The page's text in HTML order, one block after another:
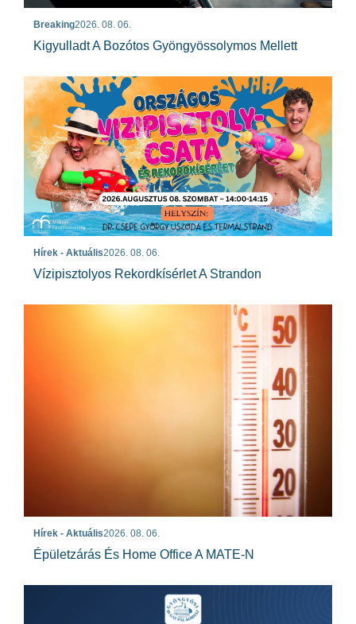
Breaking2026. 08. 06.
Kigyulladt A Bozótos Gyöngyössolymos Mellett
Hírek - Aktuális2026. 08. 06.
Vízipisztolyos Rekordkísérlet A Strandon
Hírek - Aktuális2026. 08. 06.
Épületzárás És Home Office A MATE-N